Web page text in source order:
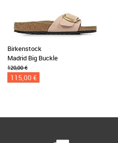
Birkenstock
Madrid Big Buckle
120,00 €
115,00 €